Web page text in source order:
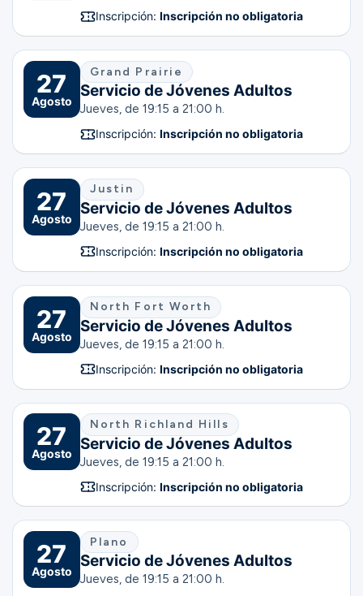
Inscripción: Inscripción no obligatoria
27
Agosto
Grand Prairie
Servicio de Jóvenes Adultos
Jueves, de 19:15 a 21:00 h.
Inscripción: Inscripción no obligatoria
27
Agosto
Justin
Servicio de Jóvenes Adultos
Jueves, de 19:15 a 21:00 h.
Inscripción: Inscripción no obligatoria
27
Agosto
North Fort Worth
Servicio de Jóvenes Adultos
Jueves, de 19:15 a 21:00 h.
Inscripción: Inscripción no obligatoria
27
Agosto
North Richland Hills
Servicio de Jóvenes Adultos
Jueves, de 19:15 a 21:00 h.
Inscripción: Inscripción no obligatoria
27
Agosto
Plano
Servicio de Jóvenes Adultos
Jueves, de 19:15 a 21:00 h.